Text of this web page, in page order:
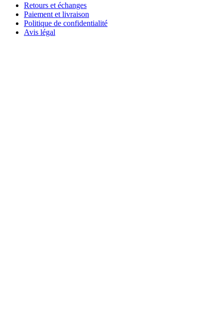
Retours et échanges
Paiement et livraison
Politique de confidentialité
Avis légal